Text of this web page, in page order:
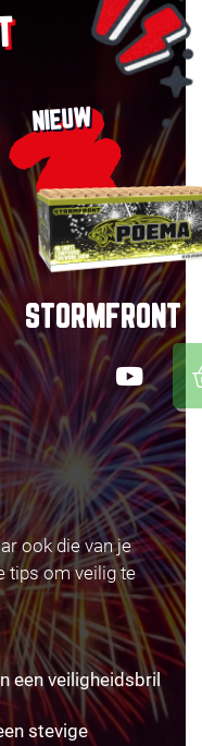
NIEUW
STORMFRONT
ook die van je
tips om veilig te
een veiligheidsbril
stevige